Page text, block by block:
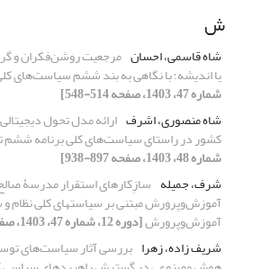
ش
شاه قاسمی، احسان مرجعیت روشن‌فکران و
یا اندیشه؛ با نگاهی به بند ششم سیاست‌های
شماره 47، 1403، صفحه 514-548]
شاه منصوری، اشرف ارائه مدل تحول
کشور در راستای سیاست‌های کلی برنامه ششم
شماره 48، 1403، صفحه 897-938]
شرف، جمیله سازِکارهای استقرار مدرسۀ
آموزش‌وپرورش مبتنی بر سیاست‏های کلی نظام
آموزش‌وپرورش[دوره 12، شماره 47، 1403، صفحه 452-482]
شریف زاده، زهرا بررسی آثار سیاست‌‌های